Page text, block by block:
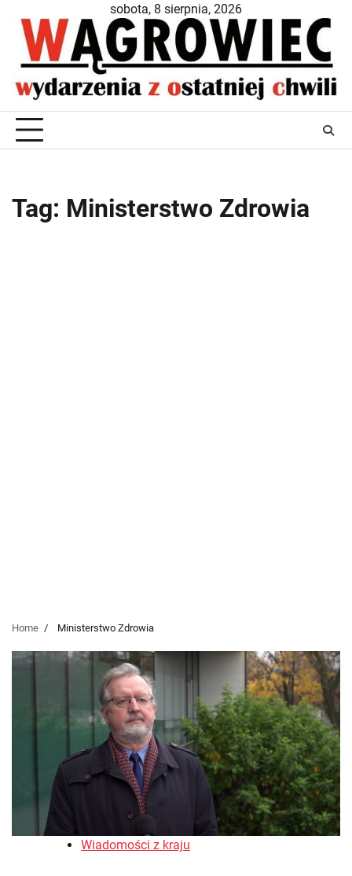
content
sobota, 8 sierpnia, 2026
Tag: Ministerstwo Zdrowia
Home Ministerstwo Zdrowia
Wiadomości z kraju